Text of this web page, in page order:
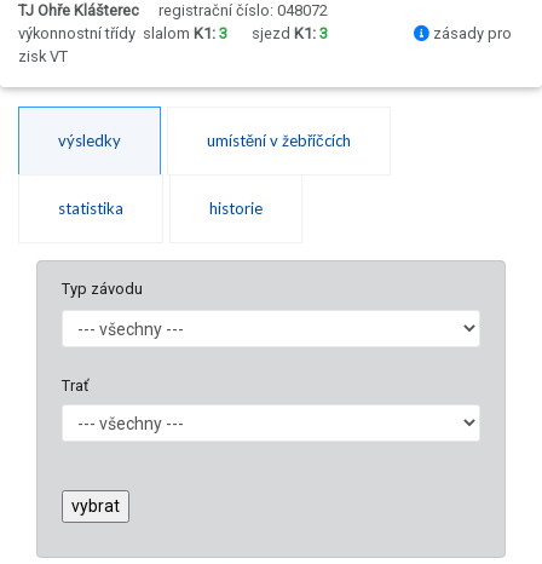
TJ Ohře Klášterec
registrační číslo: 048072
výkonnostní třídy slalom K1: 3 sjezd K1: 3
zásady pro
zisk VT
výsledky umístění v žebříčcích
statistika historie
Typ závodu
Trať